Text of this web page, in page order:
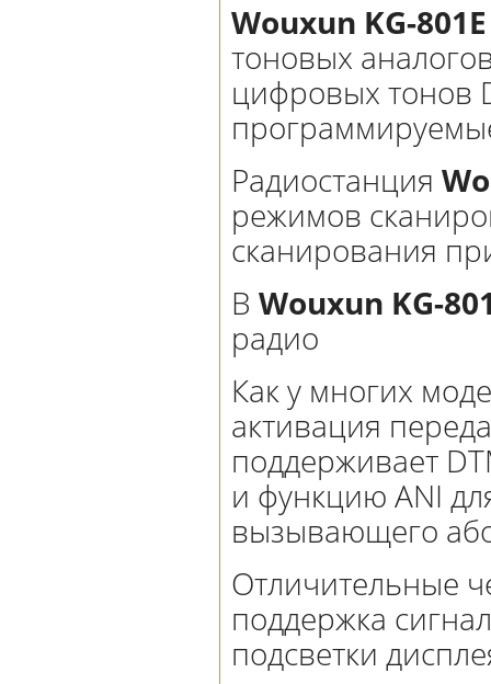
Wouxun KG-801E
тоновых
цифровых тонов
Радиостанция
режимов
сканирования
В Wouxun KG-
радио
Как у многих
активация
поддерживает
и функцию ANI
вызывающего
Отличительные
поддержка
подсветки